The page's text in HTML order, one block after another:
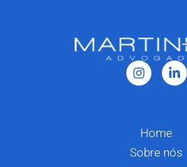
Home
Sobre nós